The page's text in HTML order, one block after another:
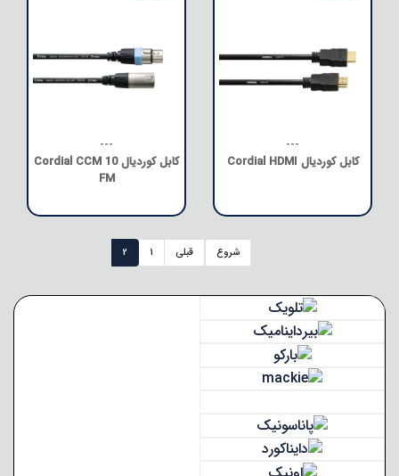
---
کابل کوردیال Cordial HDMI
---
کابل کوردیال Cordial CCM 10
FM
شروع قبلی 1
2